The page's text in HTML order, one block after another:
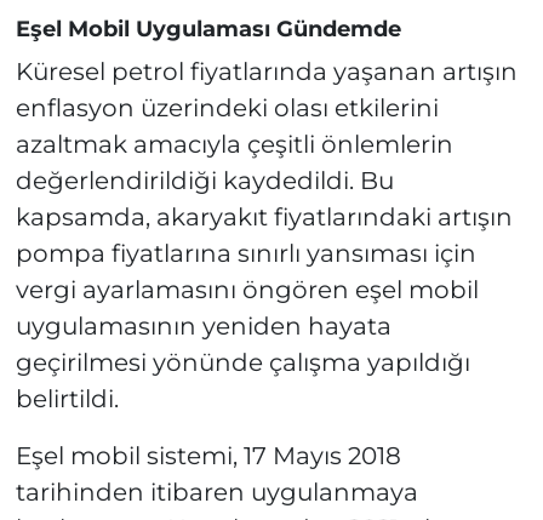
Eşel Mobil Uygulaması Gündemde
Küresel petrol fiyatlarında yaşanan artışın
enflasyon üzerindeki olası etkilerini
azaltmak amacıyla çeşitli önlemlerin
değerlendirildiği kaydedildi. Bu
kapsamda, akaryakıt fiyatlarındaki artışın
pompa fiyatlarına sınırlı yansıması için
vergi ayarlamasını öngören eşel mobil
uygulamasının yeniden hayata
geçirilmesi yönünde çalışma yapıldığı
belirtildi.
Eşel mobil sistemi, 17 Mayıs 2018
tarihinden itibaren uygulanmaya